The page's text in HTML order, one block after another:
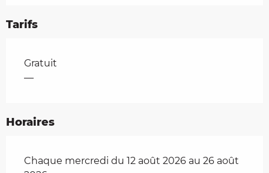
Tarifs
Tarifs 2026
Gratuit
—
Horaires
Chaque mercredi du 12 août 2026 au 26 août